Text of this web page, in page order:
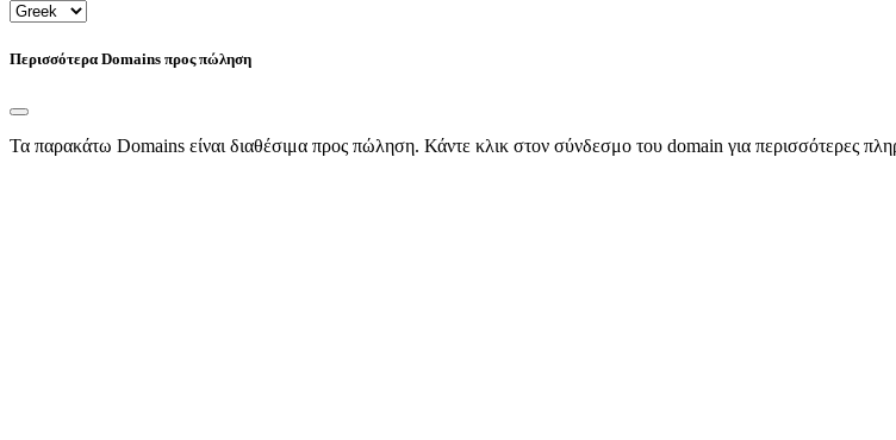
Περισσότερα Domains προς πώληση
Τα παρακάτω Domains είναι διαθέσιμα προς πώληση. Κάντε κλικ στον σύνδεσμο του domain για περισσότερες